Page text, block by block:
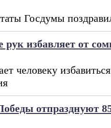
Госдумы
избавляет от
человеку
отпразднуют